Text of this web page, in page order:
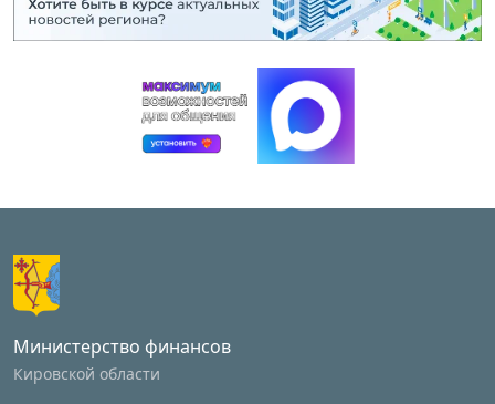
Министерство финансов
Кировской области